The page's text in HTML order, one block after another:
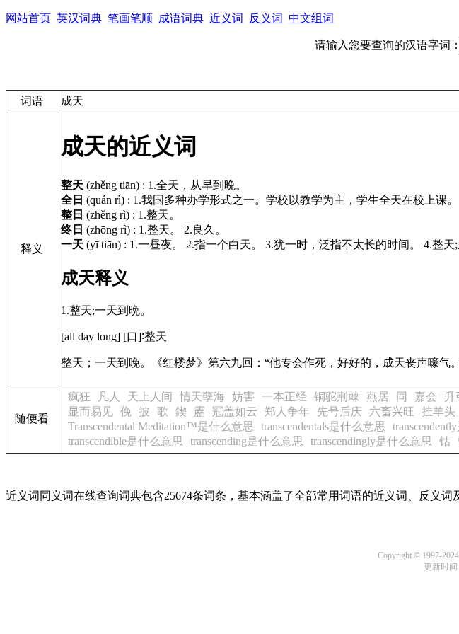
网站首页 英汉词典 笔画笔顺 成语词典 近义词 反义词 中文组词
请输入您要查询的汉语字词：
词语 成天
释义
成天的近义词
整天 (zhěng tiān) : 1.全天，从早到晩。
全日 (quán rì) : 1.我国多种办学形式之一。学校以教学为主，学生全天在校上课。
整日 (zhěng rì) : 1.整天。
终日 (zhōng rì) : 1.整天。 2.良久。
一天 (yī tiān) : 1.一昼夜。 2.指一个白天。 3.犹一时，泛指不太长的时间。 4.整
成天释义
1.整天;一天到晩。
[all day long] [口]∶整天
整天；一天到晚。 《红楼梦》 第六九回：“他专会作死，好好的，成天丧声嚎气
随便看
疯狂 凡人 天上人间 情天孽海 妨害 一本正经 铜驼荆棘 燕居 同 嘉会 升
显而易见 俛 披 歌 鍥 靂 冠盖如云 郑人争年 先号后庆 六畜兴旺 挂羊头
Transcendental Meditation™是什么意思
transcendentals是什么意思
transcendible是什么意思
transcending是什么意思 transcendingly是什么意思 钻
近义词同义词在线查询词典包含25674条词条，基本涵盖了全部常用词语的近义词、反义词
Copyright © 1997-
更新时间